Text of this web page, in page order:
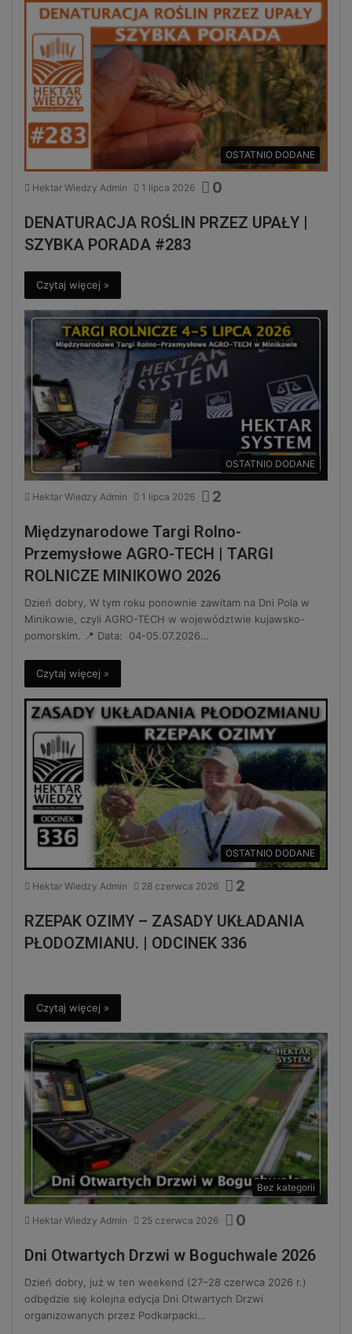
OSTATNIO DODANE
Hektar Wiedzy Admin 1 lipca 2026 0
DENATURACJA ROŚLIN PRZEZ UPAŁY |
SZYBKA PORADA #283
Czytaj więcej »
OSTATNIO DODANE
Hektar Wiedzy Admin 1 lipca 2026 2
Międzynarodowe Targi Rolno-
Przemysłowe AGRO-TECH | TARGI
ROLNICZE MINIKOWO 2026
Dzień dobry, W tym roku ponownie zawitam na Dni Pola w
Minikowie, czyli AGRO-TECH w województwie kujawsko-
pomorskim. 📍 Data: 04-05.07.2026…
Czytaj więcej »
OSTATNIO DODANE
Hektar Wiedzy Admin 28 czerwca 2026 2
RZEPAK OZIMY – ZASADY UKŁADANIA
PŁODOZMIANU. | ODCINEK 336
Czytaj więcej »
Bez kategorii
Hektar Wiedzy Admin 25 czerwca 2026 0
Dni Otwartych Drzwi w Boguchwale 2026
Dzień dobry, już w ten weekend (27–28 czerwca 2026 r.)
odbędzie się kolejna edycja Dni Otwartych Drzwi
organizowanych przez Podkarpacki…